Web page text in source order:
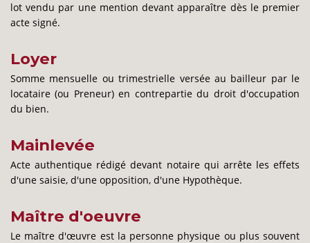
lot vendu par une mention devant apparaître dès le premier
acte signé.
Loyer
Somme mensuelle ou trimestrielle versée au bailleur par le
locataire (ou Preneur) en contrepartie du droit d'occupation
du bien.
Mainlevée
Acte authentique rédigé devant notaire qui arrête les effets
d'une saisie, d'une opposition, d'une Hypothèque.
Maître d'oeuvre
Le maître d'œuvre est la personne physique ou plus souvent